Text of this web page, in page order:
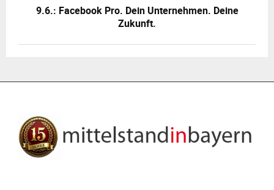
9.6.: Facebook Pro. Dein Unternehmen. Deine
Zukunft.